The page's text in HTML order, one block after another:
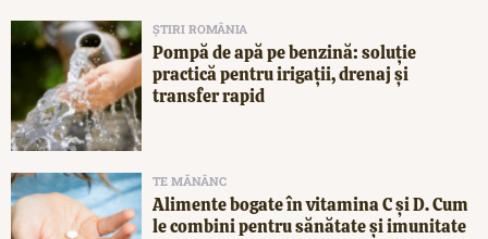
ȘTIRI ROMÂNIA
Pompă de apă pe benzină: soluție
practică pentru irigații, drenaj și
transfer rapid
TE MĂNÂNC
Alimente bogate în vitamina C și D. Cum
le combini pentru sănătate și imunitate